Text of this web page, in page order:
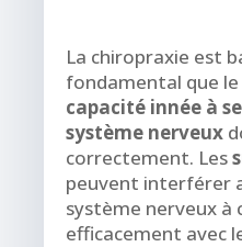
La chiropraxie est
fondamental que le
capacité innée à
système nerveux
correctement. Les
peuvent interférer
système nerveux à
efficacement avec